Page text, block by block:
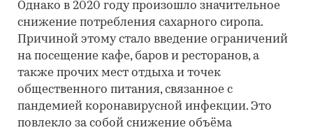
Однако в 2020 году произошло значительное
снижение потребления сахарного сиропа.
Причиной этому стало введение ограничений
на посещение кафе, баров и ресторанов, а
также прочих мест отдыха и точек
общественного питания, связанное с
пандемией коронавирусной инфекции. Это
повлекло за собой снижение объёма